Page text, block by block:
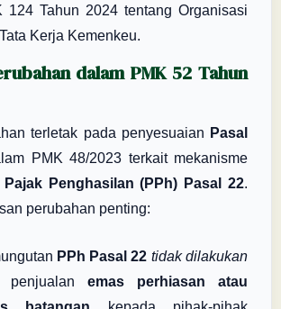
124 Tahun 2024 tentang Organisasi
Kerja Kemenkeu.
dalam PMK 52 Tahun
terletak pada penyesuaian Pasal
PMK 48/2023 terkait mekanisme
Penghasilan (PPh) Pasal 22.
perubahan penting:
PPh Pasal 22 tidak dilakukan
penjualan emas perhiasan atau